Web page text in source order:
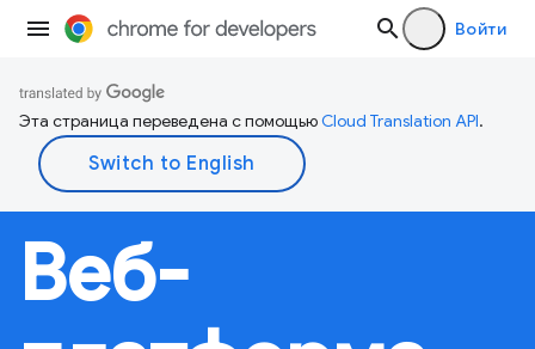
Войти
Эта страница переведена с помощьюCloud Translation API.
Веб-